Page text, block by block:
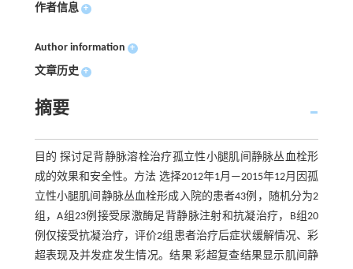
作者信息 +
Author information +
文章历史 +
摘要
目的 探讨足背静脉溶栓治疗孤立性小腿肌间静脉丛血栓形
成的效果和安全性。方法 选择2012年1月—2015年12月因孤
立性小腿肌间静脉丛血栓形成入院的患者43例，随机分为2
组，A组23例接受尿激酶足背静脉注射和抗凝治疗，B组20
例仅接受抗凝治疗，评价2组患者治疗后症状缓解情况、彩
超表现及并发症发生情况。结果 彩超复查结果显示肌间静